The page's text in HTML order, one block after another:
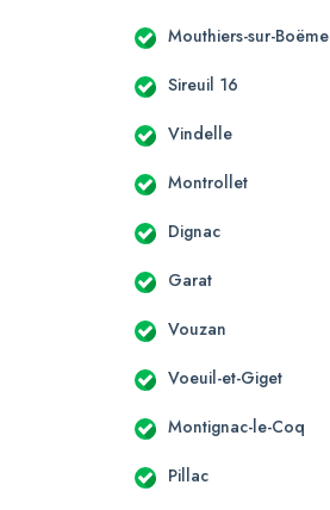
Mouthiers-sur-Boëme
Sireuil 16
Vindelle
Montrollet
Dignac
Garat
Vouzan
Voeuil-et-Giget
Montignac-le-Coq
Pillac